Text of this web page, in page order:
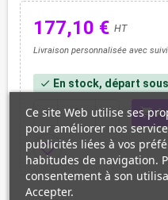
177,10 € HT
Livraison personnalisée avec suivi
check En stock, départ
remove add shopping_cart
favorite_border
Ce site Web utilise ses
pour améliorer nos
publicités liées à vos
habitudes de navigation.
consentement à son
Accepter.